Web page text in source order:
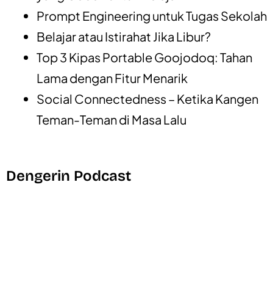
Prompt Engineering untuk Tugas Sekolah
Belajar atau Istirahat Jika Libur?
Top 3 Kipas Portable Goojodoq: Tahan
Lama dengan Fitur Menarik
Social Connectedness – Ketika Kangen
Teman-Teman di Masa Lalu
Dengerin Podcast